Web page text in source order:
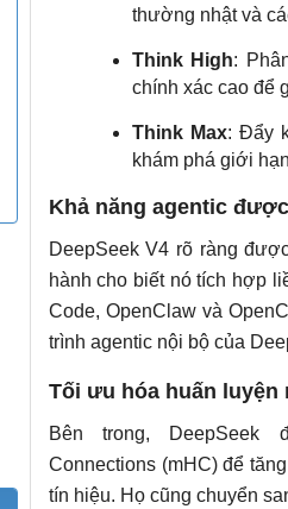
thường nhật và
Think High:
chính xác cao để
Think Max: Đẩy
khám phá giới
Khả năng agentic
DeepSeek V4 rõ ràng
hành cho biết nó tích hợp
Code, OpenClaw và
trình agentic nội bộ của
Tối ưu hóa huấn luyện
Bên trong, DeepSeek
Connections (mHC) để
tín hiệu. Họ cũng chuyển